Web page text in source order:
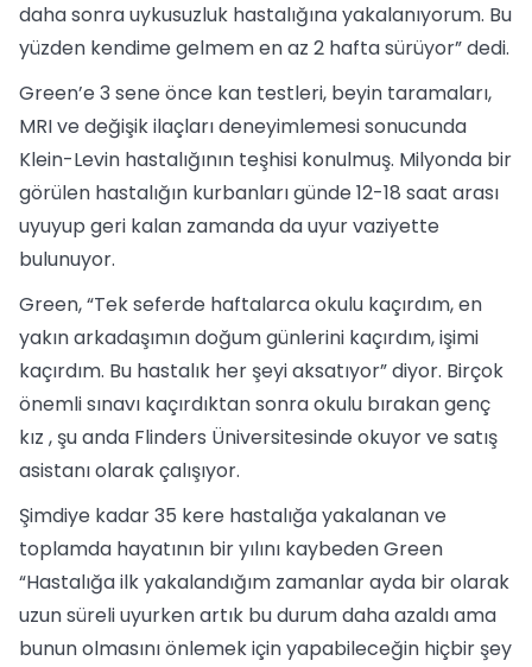
daha sonra uykusuzluk hastalığına yakalanıyorum. Bu
yüzden kendime gelmem en az 2 hafta sürüyor” dedi.
Green’e 3 sene önce kan testleri, beyin taramaları,
MRI ve değişik ilaçları deneyimlemesi sonucunda
Klein-Levin hastalığının teşhisi konulmuş. Milyonda bir
görülen hastalığın kurbanları günde 12-18 saat arası
uyuyup geri kalan zamanda da uyur vaziyette
bulunuyor.
Green, “Tek seferde haftalarca okulu kaçırdım, en
yakın arkadaşımın doğum günlerini kaçırdım, işimi
kaçırdım. Bu hastalık her şeyi aksatıyor” diyor. Birçok
önemli sınavı kaçırdıktan sonra okulu bırakan genç
kız , şu anda Flinders Üniversitesinde okuyor ve satış
asistanı olarak çalışıyor.
Şimdiye kadar 35 kere hastalığa yakalanan ve
toplamda hayatının bir yılını kaybeden Green
“Hastalığa ilk yakalandığım zamanlar ayda bir olarak
uzun süreli uyurken artık bu durum daha azaldı ama
bunun olmasını önlemek için yapabileceğin hiçbir şey